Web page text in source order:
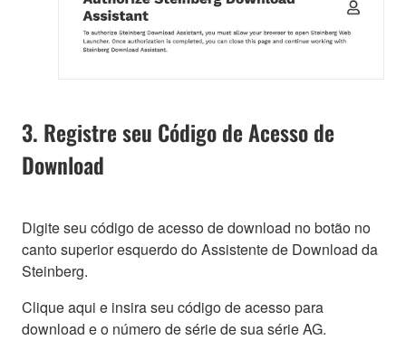
3. Registre seu Código de Acesso de
Download
Digite seu código de acesso de download no botão no
canto superior esquerdo do Assistente de Download da
Steinberg.
Clique aqui e insira seu código de acesso para
download e o número de série de sua série AG.